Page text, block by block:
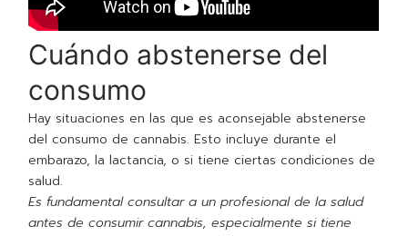
Cuándo abstenerse del
consumo
Hay situaciones en las que es aconsejable abstenerse
del consumo de cannabis. Esto incluye durante el
embarazo, la lactancia, o si tiene ciertas condiciones de
salud.
Es fundamental consultar a un profesional de la salud
antes de consumir cannabis, especialmente si tiene